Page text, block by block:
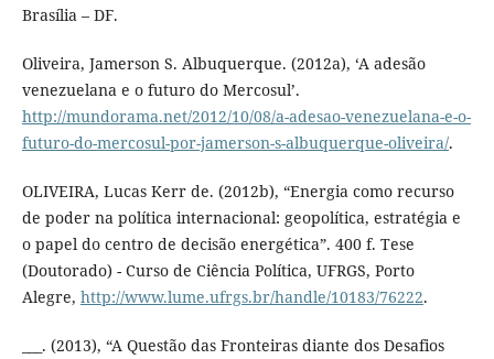
Brasília – DF.
Oliveira, Jamerson S. Albuquerque. (2012a), ‘A adesão
venezuelana e o futuro do Mercosul’.
http://mundorama.net/2012/10/08/a-adesao-venezuelana-e-o-
futuro-do-mercosul-por-jamerson-s-albuquerque-oliveira/.
OLIVEIRA, Lucas Kerr de. (2012b), “Energia como recurso
de poder na política internacional: geopolítica, estratégia e
o papel do centro de decisão energética”. 400 f. Tese
(Doutorado) - Curso de Ciência Política, UFRGS, Porto
Alegre, http://www.lume.ufrgs.br/handle/10183/76222.
___. (2013), “A Questão das Fronteiras diante dos Desafios